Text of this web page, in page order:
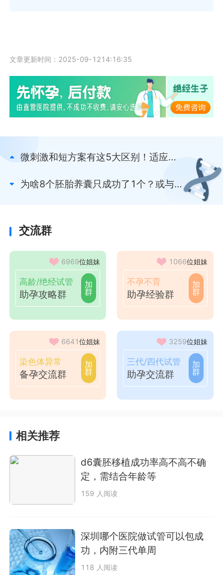
文章更新时间：2025-09-1214:16:35
微刺激和短方案有这5大区别！适应
为啥8个胚胎养囊只成功了1个？或与胚
交流群
6969位姐妹
高龄/绝经试管
助孕攻略群
加
群
1066位姐妹
不孕不育
助孕经验群
加
群
6641位姐妹
染色体异常
备孕交流群
加
群
3259位姐妹
三代/四代试管
助孕交流群
加
群
相关推荐
d6囊胚移植成功率高不高不确
定，需结合年龄等
159 人阅读
深圳哪个医院做试管可以包成
功，内附三代单周
118 人阅读